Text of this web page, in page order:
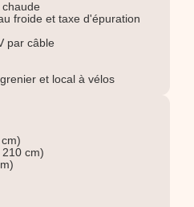
froide et taxe d'épuration
par câble
et local à vélos
cm)